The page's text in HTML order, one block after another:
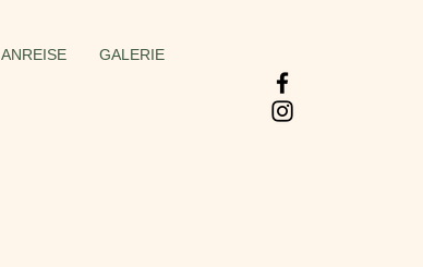
ANREISE GALERIE